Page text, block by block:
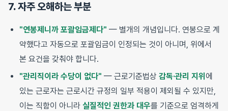
7. 자주 오해하는 부분
"연봉제니까 포괄임금제다" — 별개의 개념입니다. 연봉으로 계
약했다고 자동으로 포괄임금이 인정되는 것이 아니며, 위에서
본 요건을 갖춰야 합니다.
"관리직이라 수당이 없다" — 근로기준법상 감독·관리 지위 에
있는 근로자는 근로시간 규정의 일부 적용이 제외될 수 있지만,
이는 직함이 아니라 실질적인 권한과 대우를 기준으로 엄격하게